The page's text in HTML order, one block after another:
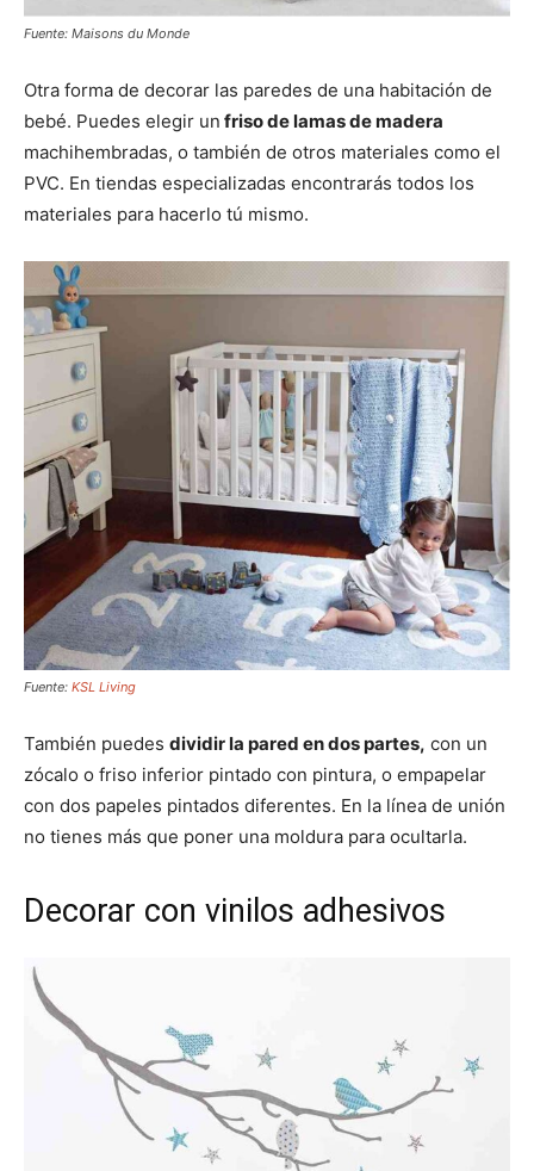
Fuente: Maisons du Monde
Otra forma de decorar las paredes de una habitación de
bebé. Puedes elegir un friso de lamas de madera
machihembradas, o también de otros materiales como el
PVC. En tiendas especializadas encontrarás todos los
materiales para hacerlo tú mismo.
Fuente: KSL Living
También puedes dividir la pared en dos partes, con un
zócalo o friso inferior pintado con pintura, o empapelar
con dos papeles pintados diferentes. En la línea de unión
no tienes más que poner una moldura para ocultarla.
Decorar con vinilos adhesivos